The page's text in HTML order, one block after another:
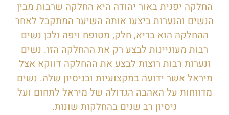
החלקה יפנית באור יהודה היא החלקה שרבות מבין
הנשים והנערות ביצעו אותה השיער המתקבל לאחר
ההחלקה הוא בריא, חלק, מטופח ויפה ולכן נשים
רבות מעוניינות לבצע רק את ההחלקה הזו. נשים
ונערות רבות רוצות לבצע את ההחלקה דווקא אצל
מיראל אשר ידועה במקצועיות ובניסיון שלה. נשים
מדווחות על האהבה הגדולה של מיראל לתחום ועל
ניסיון רב שנים בהחלקות שונות.